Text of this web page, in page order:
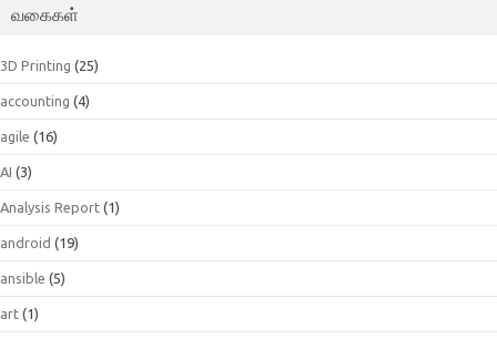
வகைகள்
3D Printing (25)
accounting (4)
agile (16)
AI (3)
Analysis Report (1)
android (19)
ansible (5)
art (1)